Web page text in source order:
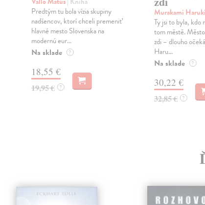
Predtým tu bola vízia skupiny
nadšencov, ktorí chceli premeniť
hlavné mesto Slovenska na
modernú eur...
Na sklade ?
18,55 €
19,95 € ?
Murakami Haruki
Ty jsi to byla, kdo
tom městě.
zdi – dlouho
Haru...
Na sklade ?
30,22 €
32,85 € ?